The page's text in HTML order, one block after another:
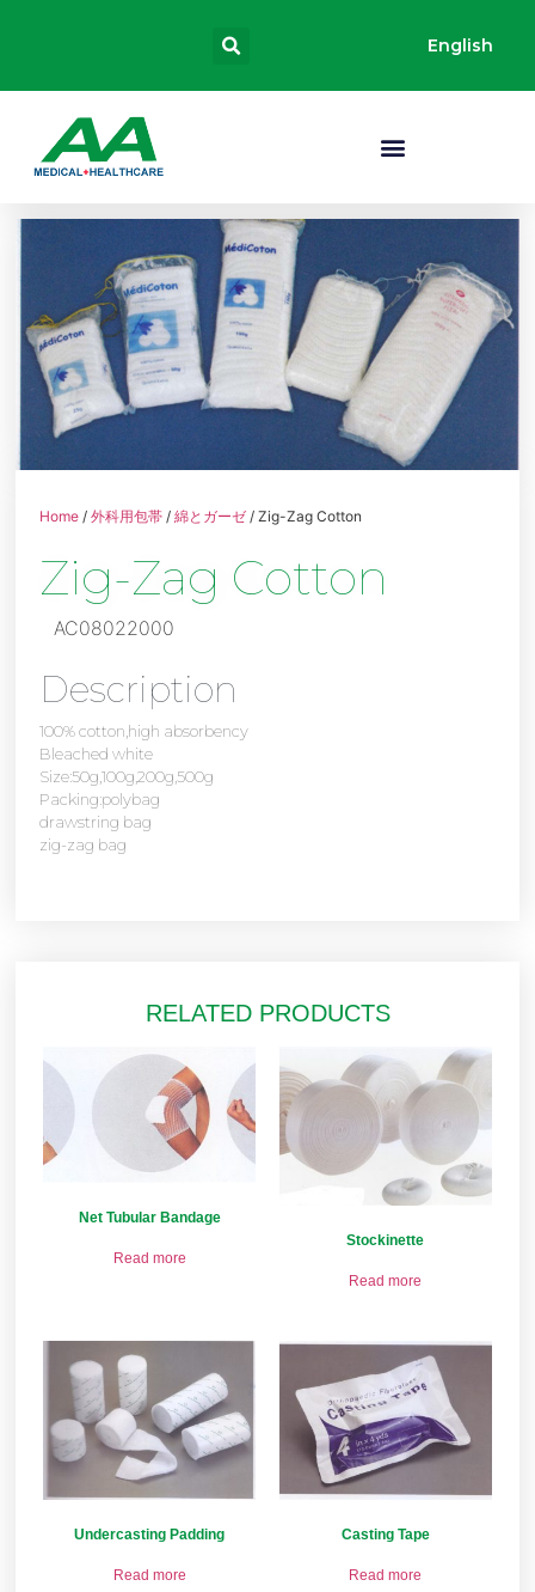
English
Home /外科用包帯 /綿とガーゼ / Zig-Zag Cotton
Zig-Zag Cotton
AC08022000
Description
100% cotton,high absorbency
Bleached white
Size:50g,100g,200g,500g
Packing:polybag
drawstring bag
zig-zag bag
RELATED PRODUCTS
Net Tubular Bandage
Read more
Stockinette
Read more
Undercasting Padding
Read more
Casting Tape
Read more